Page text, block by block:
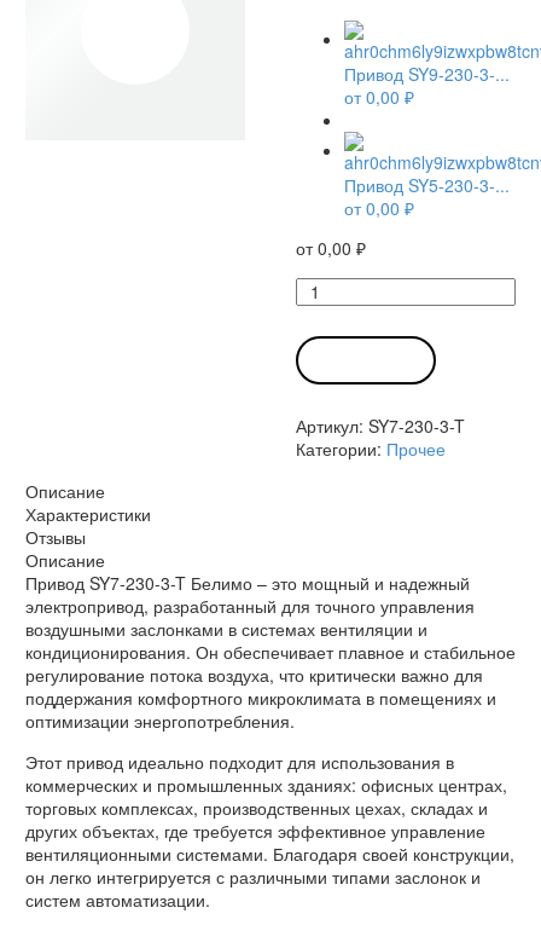
Привод SY9-230-3-...
от0,00 ₽
Привод SY5-230-3-...
от0,00 ₽
от0,00 ₽
Количество
товара
Привод
SY7-
230-
T
Белимо
Артикул: SY7-230-3-T
Категории: Прочее
Описание
Характеристики
Отзывы
Описание
Привод SY7-230-3-T Белимо – это мощный и надежный
электропривод, разработанный для точного управления
воздушными заслонками в системах вентиляции и
кондиционирования. Он обеспечивает плавное и стабильное
регулирование потока воздуха, что критически важно для
поддержания комфортного микроклимата в помещениях и
оптимизации энергопотребления.
Этот привод идеально подходит для использования в
коммерческих и промышленных зданиях: офисных центрах,
торговых комплексах, производственных цехах, складах и
других объектах, где требуется эффективное управление
вентиляционными системами. Благодаря своей конструкции,
он легко интегрируется с различными типами заслонок и
систем автоматизации.